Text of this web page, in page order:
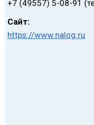
+7 (49557) 5-08-91
Сайт:
https://www.nalog.ru